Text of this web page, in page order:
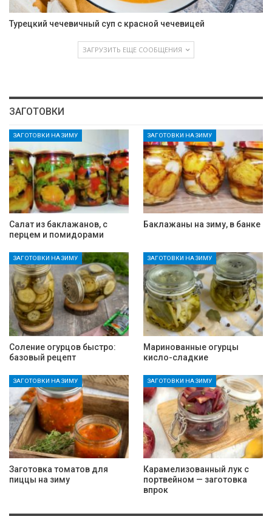
Турецкий чечевичный суп с красной чечевицей
ЗАГРУЗИТЬ ЕЩЕ СООБЩЕНИЯ
ЗАГОТОВКИ
ЗАГОТОВКИ НА ЗИМУ
Салат из баклажанов, с
перцем и помидорами
ЗАГОТОВКИ НА ЗИМУ
Баклажаны на зиму, в банке
ЗАГОТОВКИ НА ЗИМУ
Соление огурцов быстро:
базовый рецепт
ЗАГОТОВКИ НА ЗИМУ
Маринованные огурцы
кисло-сладкие
ЗАГОТОВКИ НА ЗИМУ
Заготовка томатов для
пиццы на зиму
ЗАГОТОВКИ НА ЗИМУ
Карамелизованный лук с
портвейном — заготовка
впрок